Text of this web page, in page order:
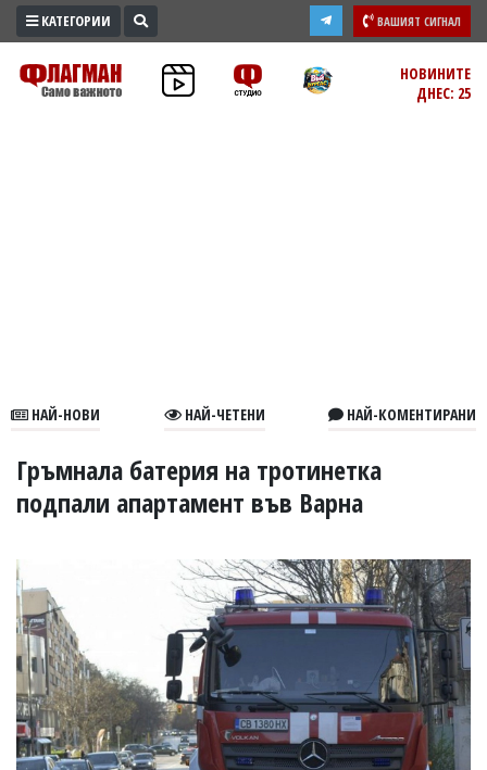
ПРОМО
ЗОНА
В
УКРАЙНА
РАЗСЛЕДВАНЕ
БИЗНЕС
ЮГ
Управители:
Веселин
Василев,
email:
v.vasilev@flagman.bg
КАТЕГОРИИ ВАШИЯТ СИГНАЛ
НОВИНИТЕ
ДНЕС: 25
НАЙ-НОВИ НАЙ-ЧЕТЕНИ НАЙ-КОМЕНТИРАНИ
Гръмнала батерия на тротинетка
подпали апартамент във Варна